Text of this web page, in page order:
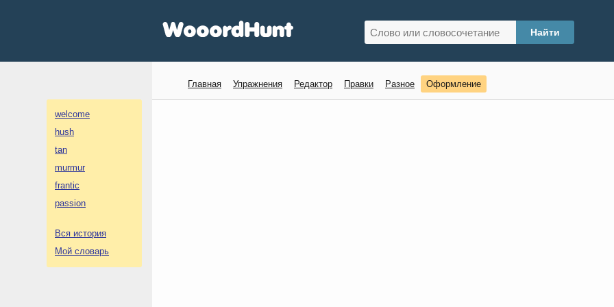
welcome
hush
tan
murmur
frantic
passion
Вся история
Мой словарь
Главная Упражнения Редактор Правки Разное Оформление